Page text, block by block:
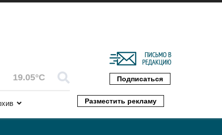
19.05°C Подписаться
Разместить рекламу